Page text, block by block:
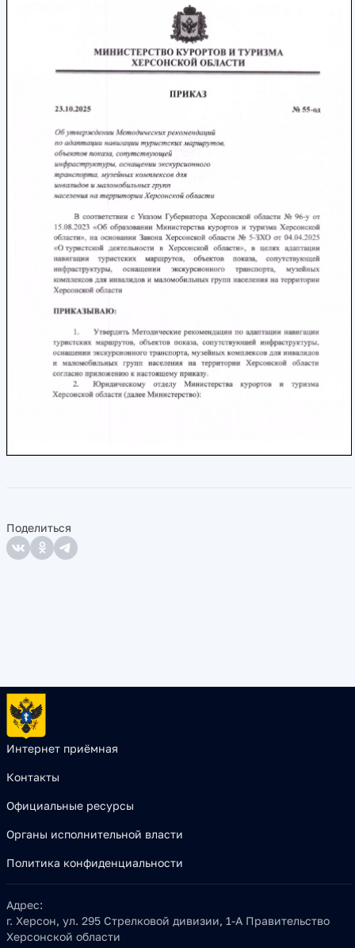
Поделиться
Интернет приёмная
Контакты
Официальные ресурсы
Органы исполнительной власти
Политика конфиденциальности
Адрес:
г. Херсон, ул. 295 Стрелковой дивизии, 1-А Правительство
Херсонской области